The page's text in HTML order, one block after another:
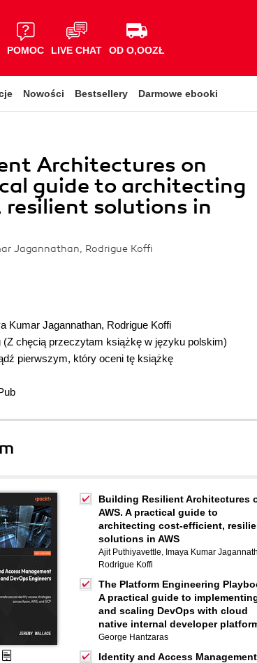
POMOC LIVE CHAT OD O,OOZŁ
Nowości Bestsellery Darmowe ebooki
Architectures on
guide to architecting
solutions in
Jagannathan, Rodrigue Koffi
Kumar Jagannathan, Rodrigue Koffi
(Z chęcią przeczytam książkę w języku polskim)
pierwszym, który oceni tę książkę
Building Resilient Architectures
AWS. A practical guide to
architecting cost-efficient,
solutions in AWS
Ajit Puthiyavettle, Imaya Kumar
Rodrigue Koffi
The Platform Engineering
A practical guide to
and scaling DevOps with cloud
native internal developer
George Hantzaras
Identity and Access Management